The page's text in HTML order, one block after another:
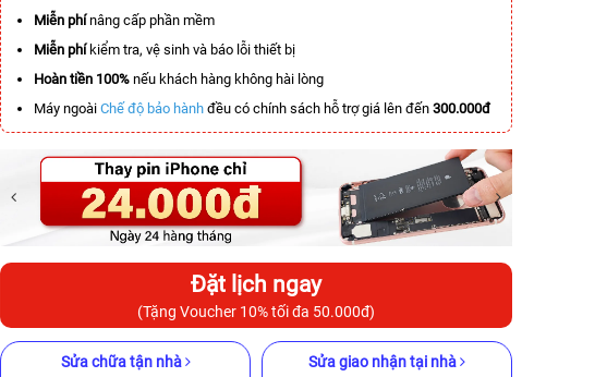
-6.500.000đ -6.200.000đ
Miễn phínâng cấp phần mềm
Miễn phíkiểm tra, vệ sinh và báo lỗi thiết bị
Hoàn tiền 100% nếu khách hàng không hài lòng
Máy ngoài Chế độ bảo hành đều có chính sách hỗ trợ giá lên đến 300.000đ
Đặt lịch ngay
(Tặng Voucher 10% tối đa 50.000đ)
Sửa chữa tận nhà Sửa giao nhận tại nhà